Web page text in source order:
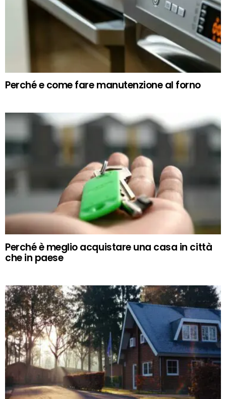
Perché e come fare manutenzione al forno
Perché è meglio acquistare una casa in città
che in paese